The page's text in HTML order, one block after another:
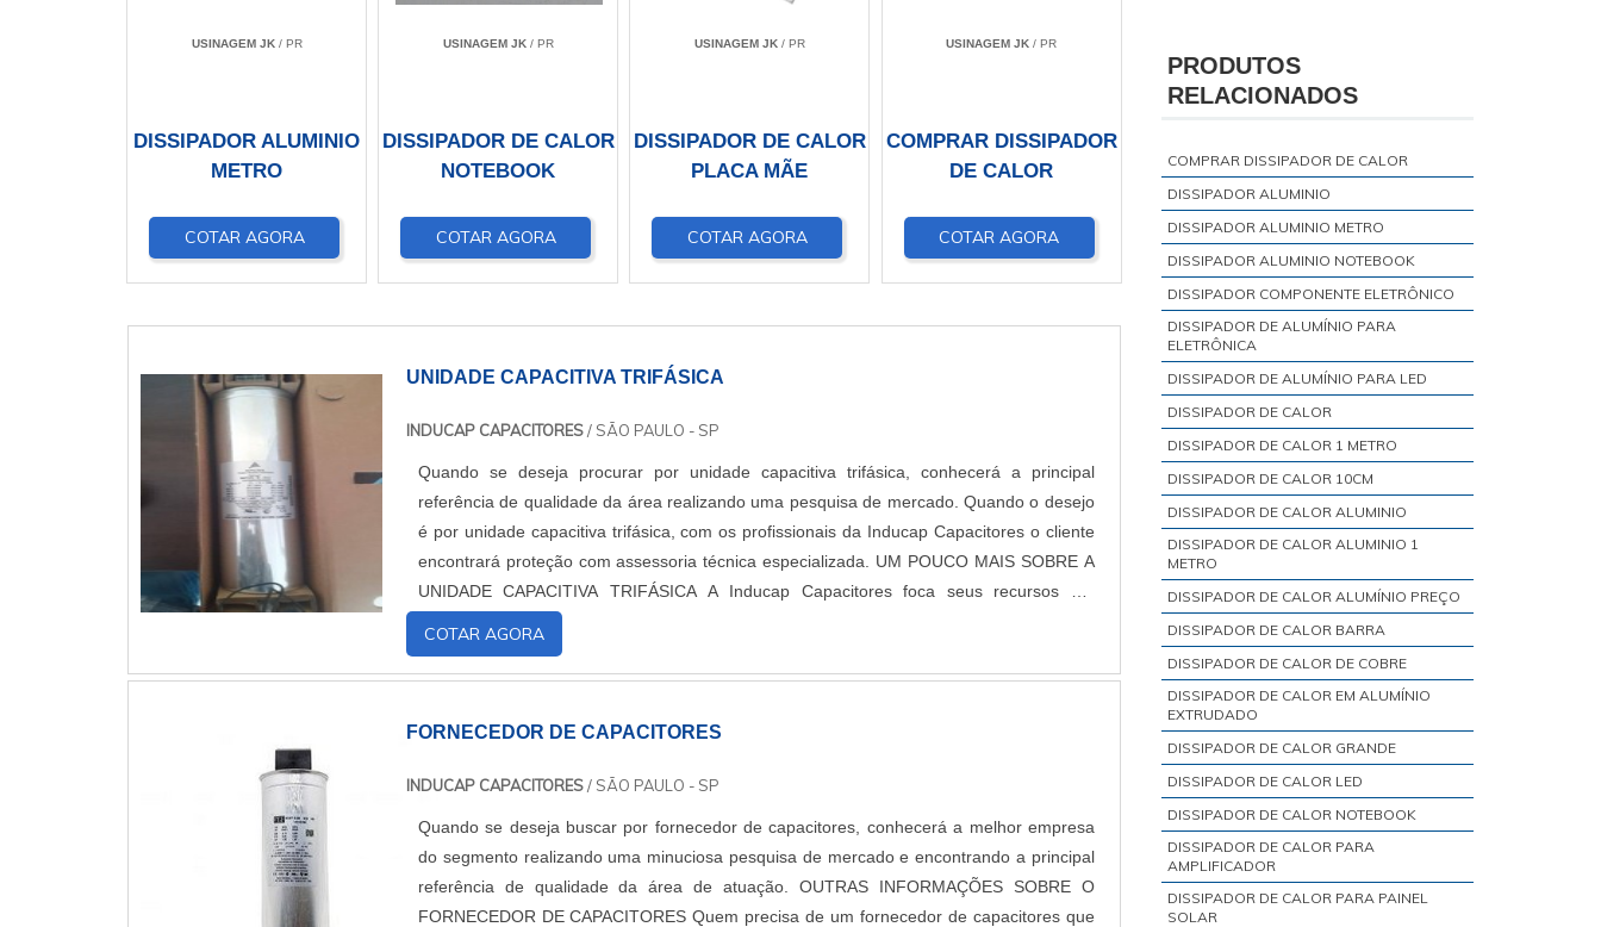
USINAGEM JK/ PR
DISSIPADOR ALUMINIO
METRO
COTAR AGORA
USINAGEM JK/ PR
DISSIPADOR DE CALOR
NOTEBOOK
COTAR AGORA
USINAGEM JK/ PR
DISSIPADOR DE CALOR
PLACA MÃE
COTAR AGORA
USINAGEM JK / PR
COMPRAR DISSIPADOR
DE CALOR
COTAR AGORA
UNIDADE CAPACITIVA TRIFÁSICA
INDUCAP CAPACITORES/ SÃO PAULO - SP
Quando se deseja procurar por unidade capacitiva trifásica, conhecerá a principal
referência de qualidade da área realizando uma pesquisa de mercado. Quando o desejo
é por unidade capacitiva trifásica, com os profissionais da Inducap Capacitores o cliente
encontrará proteção com assessoria técnica especializada. UM POUCO MAIS SOBRE A
UNIDADE CAPACITIVA TRIFÁSICA A Inducap Capacitores foca seus recursos em
proporcionar uma estrutura co...
COTAR AGORA
FORNECEDOR DE CAPACITORES
INDUCAP CAPACITORES/ SÃO PAULO - SP
Quando se deseja buscar por fornecedor de capacitores, conhecerá a melhor empresa
do segmento realizando uma minuciosa pesquisa de mercado e encontrando a principal
referência de qualidade da área de atuação. OUTRAS INFORMAÇÕES SOBRE O
FORNECEDOR DE CAPACITORES Quem precisa de um fornecedor de capacitores que
PRODUTOS
RELACIONADOS
COMPRAR DISSIPADOR DE CALOR
DISSIPADOR ALUMINIO
DISSIPADOR ALUMINIO METRO
DISSIPADOR ALUMINIO NOTEBOOK
DISSIPADOR COMPONENTE ELETRÔNICO
DISSIPADOR DE ALUMÍNIO PARA
ELETRÔNICA
DISSIPADOR DE ALUMÍNIO PARA LED
DISSIPADOR DE CALOR
DISSIPADOR DE CALOR 1 METRO
DISSIPADOR DE CALOR 10CM
DISSIPADOR DE CALOR ALUMINIO
DISSIPADOR DE CALOR ALUMINIO 1
METRO
DISSIPADOR DE CALOR ALUMÍNIO PREÇO
DISSIPADOR DE CALOR BARRA
DISSIPADOR DE CALOR DE COBRE
DISSIPADOR DE CALOR EM ALUMÍNIO
EXTRUDADO
DISSIPADOR DE CALOR GRANDE
DISSIPADOR DE CALOR LED
DISSIPADOR DE CALOR NOTEBOOK
DISSIPADOR DE CALOR PARA
AMPLIFICADOR
DISSIPADOR DE CALOR PARA PAINEL
SOLAR